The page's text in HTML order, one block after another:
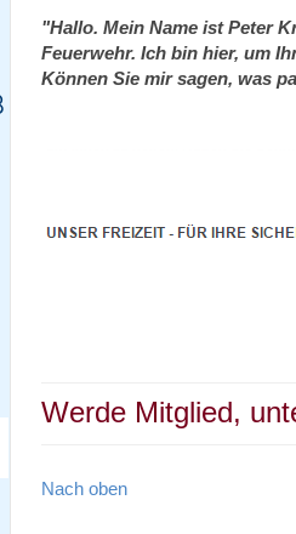
"Hallo. Mein Name ist Peter
Feuerwehr. Ich bin hier, um
Können Sie mir sagen, was
Werde Mitglied,
Nach oben